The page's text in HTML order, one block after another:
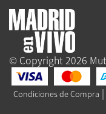
© Copyright 2026
Condiciones de Compra |